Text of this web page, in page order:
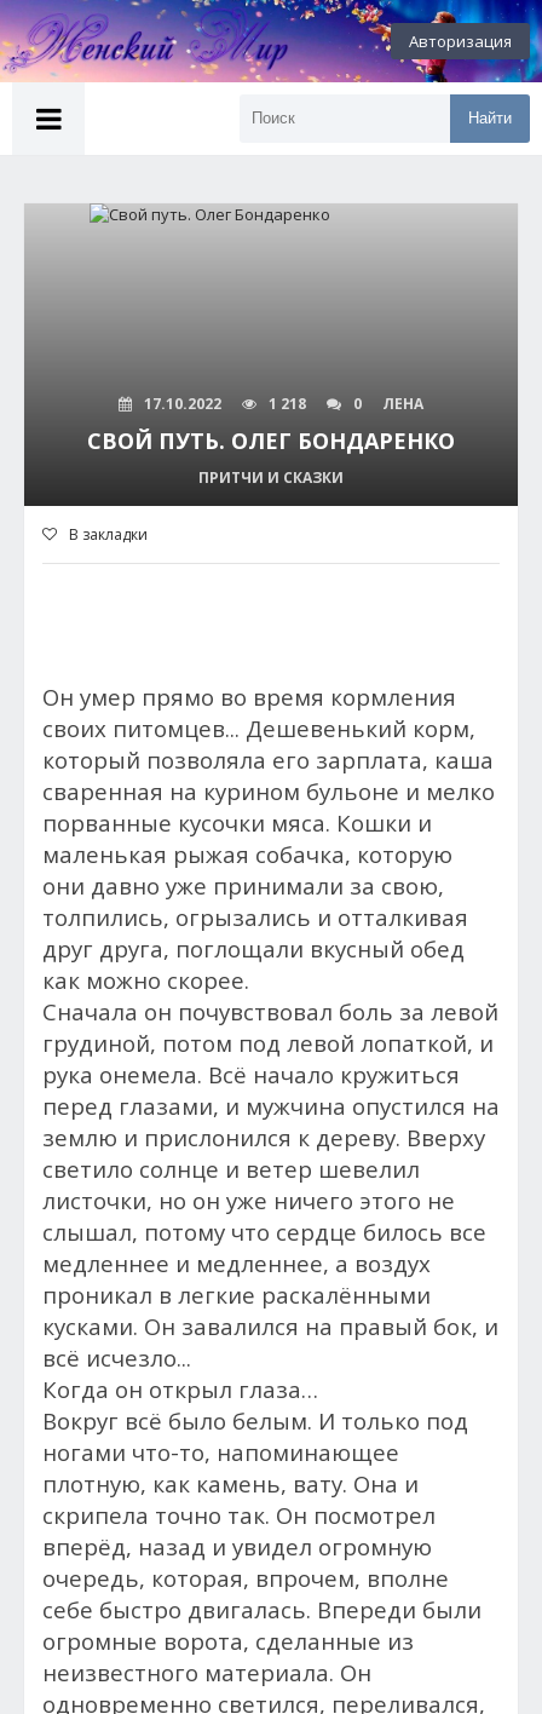
Авторизация
Найти
17.10.2022 1 218 0 ЛЕНА
СВОЙ ПУТЬ. ОЛЕГ БОНДАРЕНКО
ПРИТЧИ И СКАЗКИ
В закладки
Он умер прямо во время кормления
своих питомцев... Дешевенький корм,
который позволяла его зарплата, каша
сваренная на курином бульоне и мелко
порванные кусочки мяса. Кошки и
маленькая рыжая собачка, которую
они давно уже принимали за свою,
толпились, огрызались и отталкивая
друг друга, поглощали вкусный обед
как можно скорее.
Сначала он почувствовал боль за левой
грудиной, потом под левой лопаткой, и
рука онемела. Всё начало кружиться
перед глазами, и мужчина опустился на
землю и прислонился к дереву. Вверху
светило солнце и ветер шевелил
листочки, но он уже ничего этого не
слышал, потому что сердце билось все
медленнее и медленнее, а воздух
проникал в легкие раскалёнными
кусками. Он завалился на правый бок, и
всё исчезло...
Когда он открыл глаза…
Вокруг всё было белым. И только под
ногами что-то, напоминающее
плотную, как камень, вату. Она и
скрипела точно так. Он посмотрел
вперёд, назад и увидел огромную
очередь, которая, впрочем, вполне
себе быстро двигалась. Впереди были
огромные ворота, сделанные из
неизвестного материала. Он
одновременно светился, переливался,